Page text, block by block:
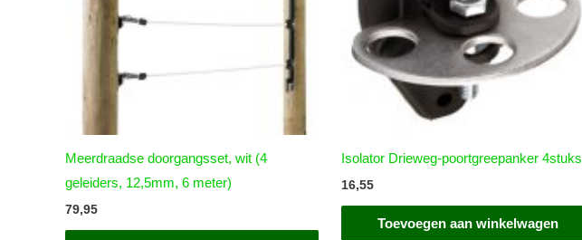
Meerdraadse doorgangsset, wit (4
geleiders, 12,5mm, 6 meter)
79,95
Isolator Drieweg-poortgreepanker 4stuks
16,55
Toevoegen aan winkelwagen